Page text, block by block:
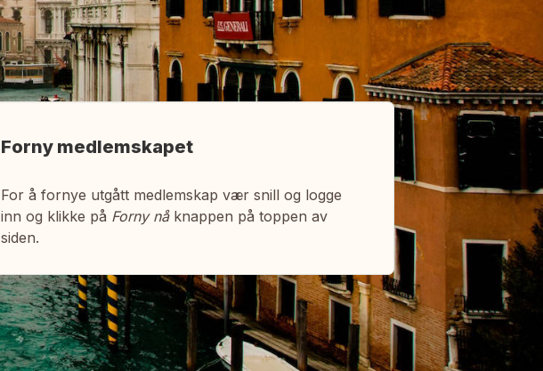
Forny medlemskapet
For å fornye utgått medlemskap vær snill og logge
inn og klikke på Forny nåknappen på toppen av
siden.